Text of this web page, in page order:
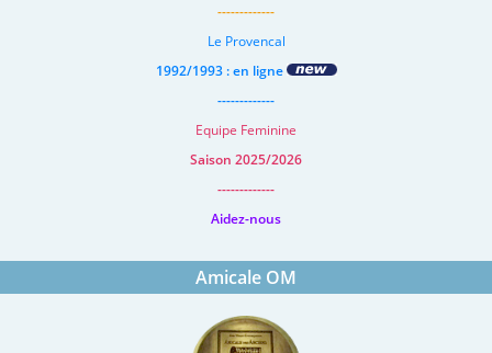
-------------
Le Provencal
1992/1993 : en ligne
-------------
Equipe Feminine
Saison 2025/2026
-------------
Aidez-nous
Amicale OM